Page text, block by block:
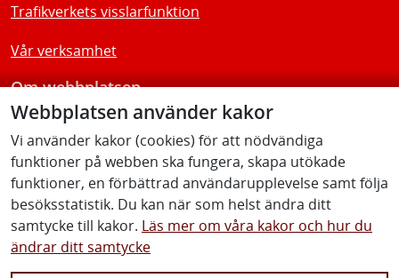
Webbplatsen använder kakor
Vi använder kakor (cookies) för att nödvändiga
funktioner på webben ska fungera, skapa utökade
funktioner, en förbättrad användarupplevelse samt följa
besöksstatistik. Du kan när som helst ändra ditt
samtycke till kakor. Läs mer om våra kakor och hur du
ändrar ditt samtycke
Trafikverkets visslarfunktion
Vår verksamhet
Om webbplatsen
Tillgänglighetsredogörelse
Följ oss
Facebook Youtube